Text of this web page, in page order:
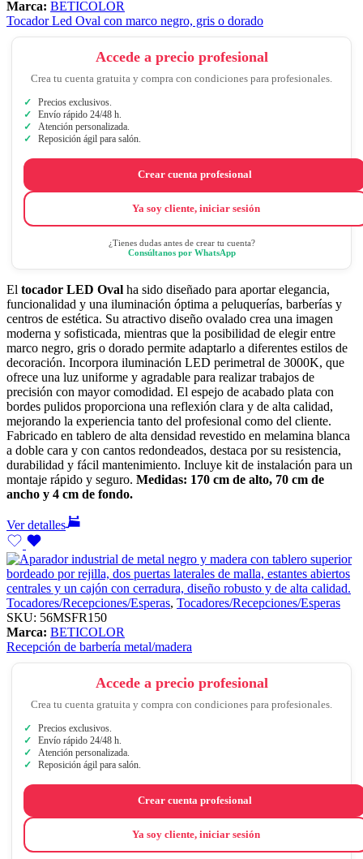
Marca: BETICOLOR
Tocador Led Oval con marco negro, gris o dorado
Accede a precio profesional
Crea tu cuenta gratuita y compra con condiciones para profesionales.
Precios exclusivos.
Envío rápido 24/48 h.
Atención personalizada.
Reposición ágil para salón.
Crear cuenta profesional
Ya soy cliente, iniciar sesión
¿Tienes dudas antes de crear tu cuenta?
Consúltanos por WhatsApp
El tocador LED Oval ha sido diseñado para aportar elegancia,
funcionalidad y una iluminación óptima a peluquerías, barberías y
centros de estética. Su atractivo diseño ovalado crea una imagen
moderna y sofisticada, mientras que la posibilidad de elegir entre
marco negro, gris o dorado permite adaptarlo a diferentes estilos de
decoración. Incorpora iluminación LED perimetral de 3000K, que
ofrece una luz uniforme y agradable para realizar trabajos de
precisión con mayor comodidad. El espejo de acabado plata con
bordes pulidos proporciona una reflexión clara y de alta calidad,
mejorando la experiencia tanto del profesional como del cliente.
Fabricado en tablero de alta densidad revestido en melamina blanca
a doble cara y con cantos redondeados, destaca por su resistencia,
durabilidad y fácil mantenimiento. Incluye kit de instalación para un
montaje rápido y seguro. Medidas: 170 cm de alto, 70 cm de
ancho y 4 cm de fondo.
Ver detalles
Tocadores/Recepciones/Esperas, Tocadores/Recepciones/Esperas
SKU: 56MSFR150
Marca: BETICOLOR
Recepción de barbería metal/madera
Accede a precio profesional
Crea tu cuenta gratuita y compra con condiciones para profesionales.
Precios exclusivos.
Envío rápido 24/48 h.
Atención personalizada.
Reposición ágil para salón.
Crear cuenta profesional
Ya soy cliente, iniciar sesión